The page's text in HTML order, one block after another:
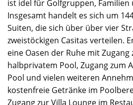
ist idel für Golfgruppen, Familien
Insgesamt handelt es sich um
Suiten, die sich über über vier
zweistöckigen Casitas verteilen.
eine Oasen der Ruhe mit Zugang
halbprivatem Pool, Zugang zum
Pool und vielen weiteren
kostenfreie Getränke im
Zugang zur Villa Lounge im